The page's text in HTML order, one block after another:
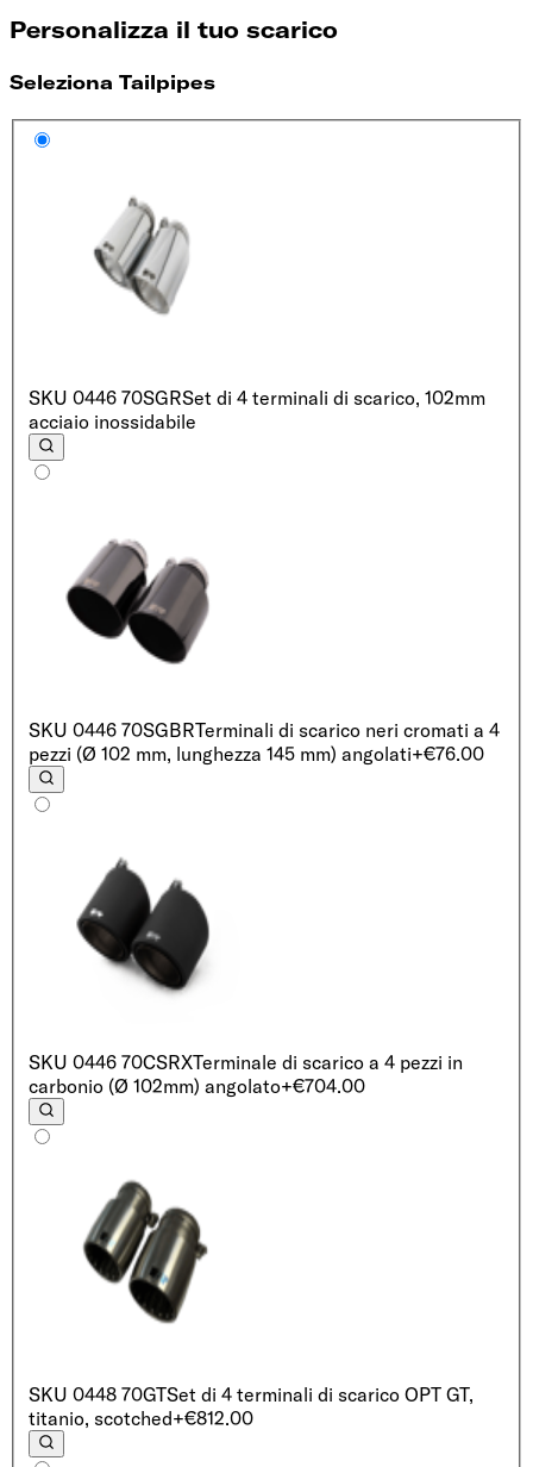
Personalizza il tuo scarico
Seleziona Tailpipes
SKU 0446 70SGRSet di 4 terminali di scarico, 102mm
acciaio inossidabile
SKU 0446 70SGBRTerminali di scarico neri cromati a 4
pezzi (Ø 102 mm, lunghezza 145 mm) angolati+€76.00
SKU 0446 70CSRXTerminale di scarico a 4 pezzi in
carbonio (Ø 102mm) angolato+€704.00
SKU 0448 70GTSet di 4 terminali di scarico OPT GT,
titanio, scotched+€812.00